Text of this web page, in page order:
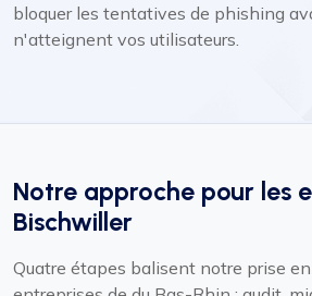
bloquer les tentatives de phishing
n'atteignent vos utilisateurs.
Notre approche pour les
Bischwiller
Quatre étapes balisent notre prise